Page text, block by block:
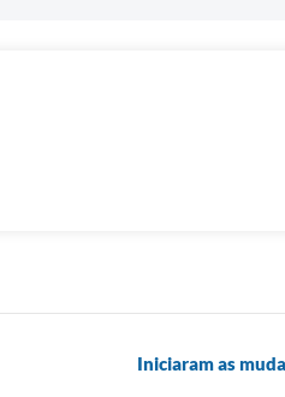
Iniciaram as